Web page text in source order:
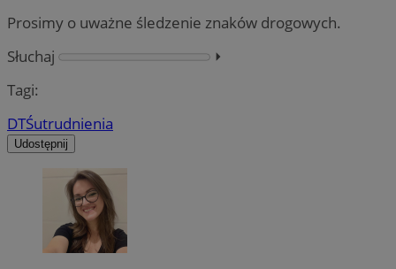
Prosimy o uważne śledzenie znaków drogowych.
Słuchaj
⏵︎
Tagi:
DTŚutrudnienia
Udostępnij